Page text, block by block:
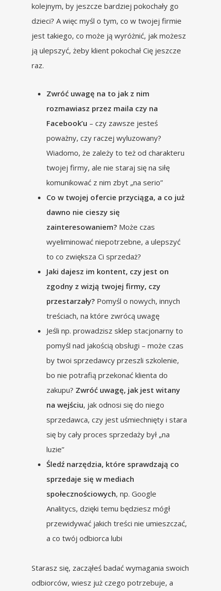
kolejnym, by jeszcze bardziej pokochały go
dzieci? A więc myśl o tym, co w twojej firmie
jest takiego, co może ją wyróżnić, jak możesz
ją ulepszyć, żeby klient pokochał Cię jeszcze
raz.
Zwróć uwagę na to jak z nim
rozmawiasz przez maila czy na
Facebook’u – czy zawsze jesteś
poważny, czy raczej wyluzowany?
Wiadomo, że zależy to też od charakteru
twojej firmy, ale nie staraj się na siłę
komunikować z nim zbyt „na serio”
Co w twojej ofercie przyciąga, a co już
dawno nie cieszy się
zainteresowaniem? Może czas
wyeliminować niepotrzebne, a ulepszyć
to co zwiększa Ci sprzedaż?
Jaki dajesz im kontent, czy jest on
zgodny z wizją twojej firmy, czy
przestarzały? Pomyśl o nowych, innych
treściach, na które zwrócą uwagę
Jeśli np. prowadzisz sklep stacjonarny to
pomyśl nad jakością obsługi – może czas
by twoi sprzedawcy przeszli szkolenie,
bo nie potrafią przekonać klienta do
zakupu? Zwróć uwagę, jak jest witany
na wejściu, jak odnosi się do niego
sprzedawca, czy jest uśmiechnięty i stara
się by cały proces sprzedaży był „na
luzie”
Śledź narzędzia, które sprawdzają co
sprzedaje się w mediach
społecznościowych, np. Google
Analitycs, dzięki temu będziesz mógł
przewidywać jakich treści nie umieszczać,
a co twój odbiorca lubi
Starasz się, zacząłeś badać wymagania swoich
odbiorców, wiesz już czego potrzebuje, a